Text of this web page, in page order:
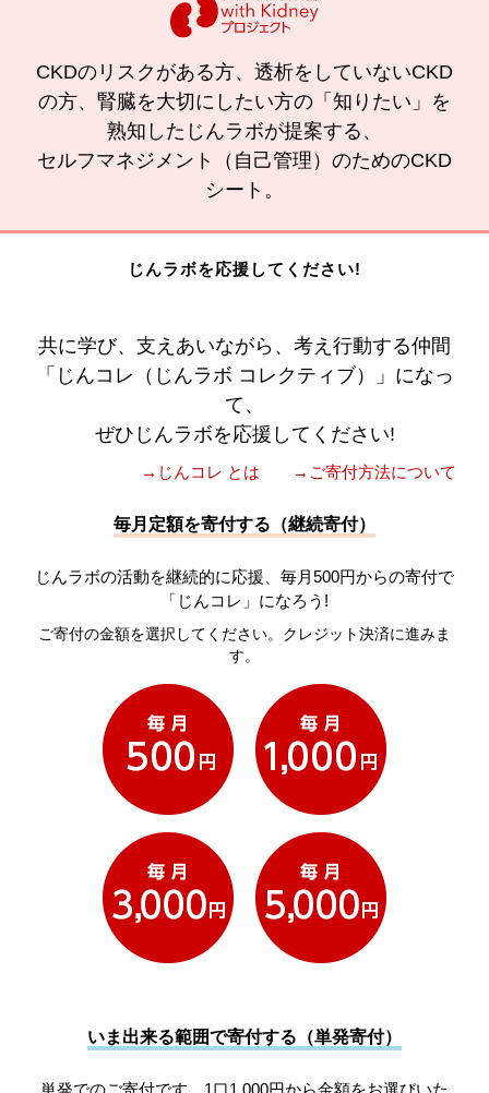
CKDのリスクがある方、透析をしていないCKD
の方、腎臓を大切にしたい方の「知りたい」を
熟知したじんラボが提案する、
セルフマネジメント（自己管理）のためのCKD
シート。
じんラボを応援してください!
共に学び、支えあいながら、考え行動する仲間
「じんコレ（じんラボ コレクティブ）」になっ
て、
ぜひじんラボを応援してください!
→じんコレ とは →ご寄付方法について
毎月定額を寄付する（継続寄付）
じんラボの活動を継続的に応援、毎月500円からの寄付で
「じんコレ」になろう!
ご寄付の金額を選択してください。クレジット決済に進みま
す。
いま出来る範囲で寄付する（単発寄付）
単発でのご寄付です。1口1,000円から金額をお選びいた